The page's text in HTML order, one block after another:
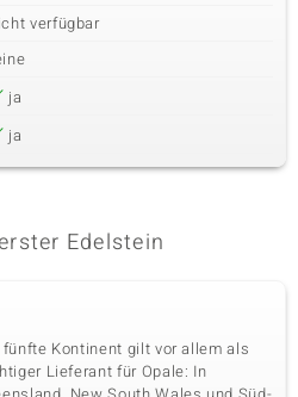
verfügbar
ja
ja
Edelstein
fünfte Kontinent gilt vor allem als
Lieferant für Opale: In